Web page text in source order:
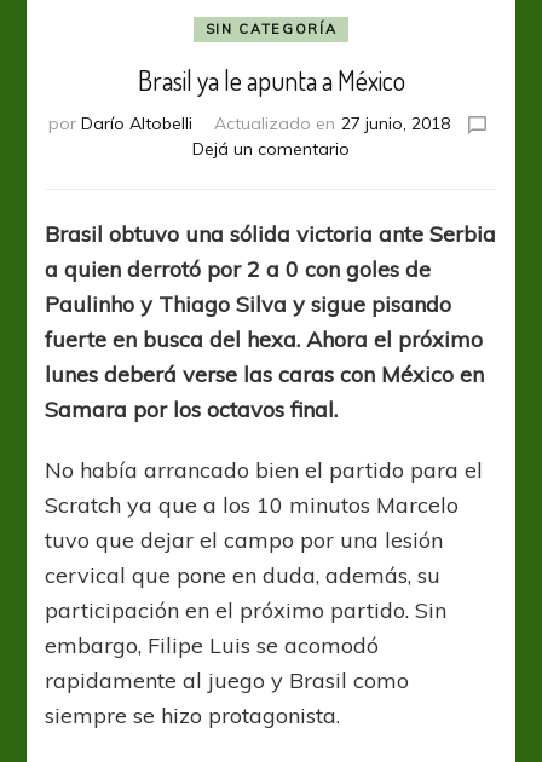
SIN CATEGORÍA
Brasil ya le apunta a México
por Darío Altobelli Actualizado en 27 junio, 2018
Dejá un comentario
le
apunta
a
México
Brasil obtuvo una sólida victoria ante Serbia
a quien derrotó por 2 a 0 con goles de
Paulinho y Thiago Silva y sigue pisando
fuerte en busca del hexa. Ahora el próximo
lunes deberá verse las caras con México en
Samara por los octavos final.
No había arrancado bien el partido para el
Scratch ya que a los 10 minutos Marcelo
tuvo que dejar el campo por una lesión
cervical que pone en duda, además, su
participación en el próximo partido. Sin
embargo, Filipe Luis se acomodó
rapidamente al juego y Brasil como
siempre se hizo protagonista.